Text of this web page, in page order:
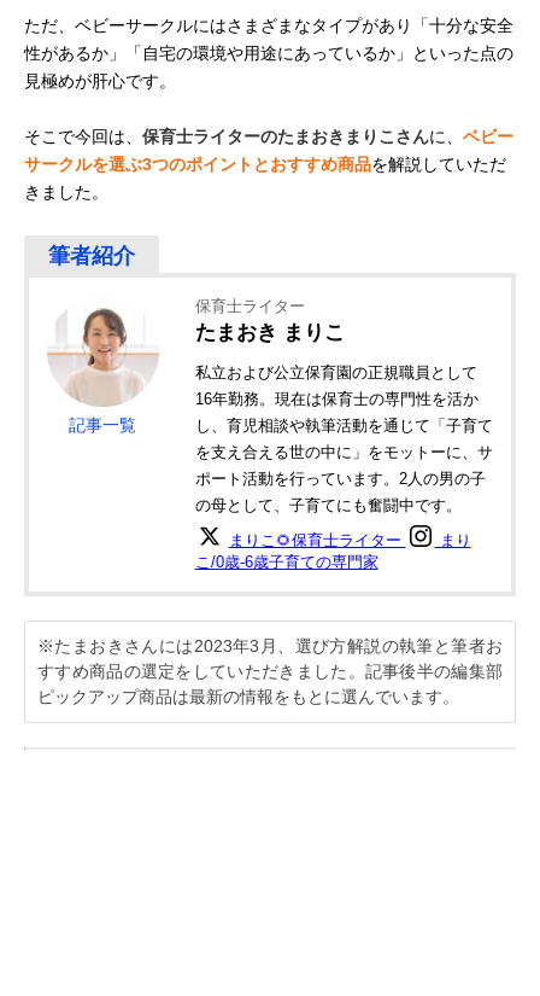
ただ、ベビーサークルにはさまざまなタイプがあり「十分な安全
性があるか」「自宅の環境や用途にあっているか」といった点の
見極めが肝心です。
そこで今回は、 保育士ライターのたまおきまりこさんに、 ベビー
サークルを選ぶ3つのポイントとおすすめ商品を解説していただ
きました。
記事一覧
保育士ライター
たまおき まりこ
私立および公立保育園の正規職員として
16年勤務。現在は保育士の専門性を活か
し、育児相談や執筆活動を通じて「子育て
を支え合える世の中に」をモットーに、サ
ポート活動を行っています。2人の男の子
の母として、子育てにも奮闘中です。
まりこ🌻保育士ライター
まり
こ/0歳-6歳子育ての専門家
※たまおきさんには2023年3月、選び方解説の執筆と筆者お
すすめ商品の選定をしていただきました。記事後半の編集部
ピックアップ商品は最新の情報をもとに選んでいます。